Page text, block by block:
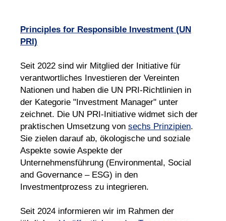
Principles for Responsible Investment (UN
PRI)
Seit 2022 sind wir Mitglied der Initiative für
verantwortliches Investieren der Vereinten
Nationen und haben die UN PRI-Richtlinien in
der Kategorie "Investment Manager" unter
zeichnet. Die UN PRI-Initiative widmet sich der
praktischen Umsetzung von sechs Prinzipien.
Sie zielen darauf ab, ökologische und soziale
Aspekte sowie Aspekte der
Unternehmensführung (Environmental, Social
and Governance – ESG) in den
Investmentprozess zu integrieren.
Seit 2024 informieren wir im Rahmen der